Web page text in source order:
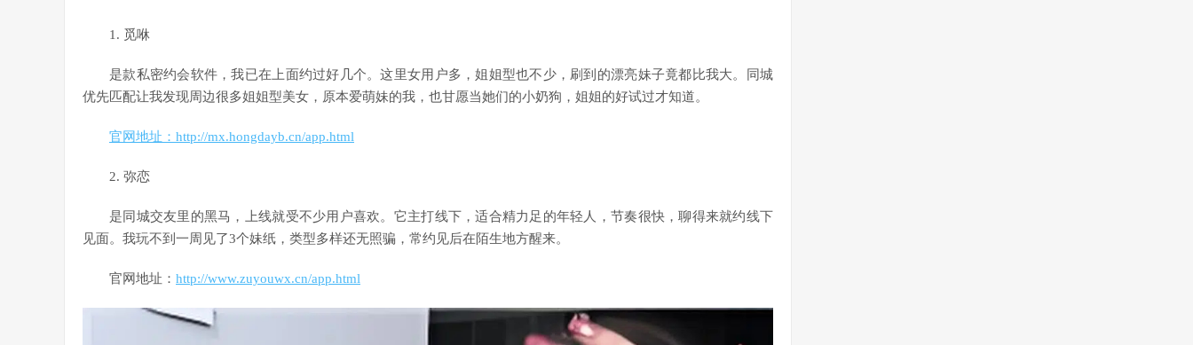
1. 觅咻
是款私密约会软件，我已在上面约过好几个。这里女用户多，姐姐型也不少，刷到的漂亮妹子竟都比我大。同城
优先匹配让我发现周边很多姐姐型美女，原本爱萌妹的我，也甘愿当她们的小奶狗，姐姐的好试过才知道。
官网地址： http://mx.hongdayb.cn/app.html
2. 弥恋
是同城交友里的黑马，上线就受不少用户喜欢。它主打线下，适合精力足的年轻人，节奏很快，聊得来就约线下
见面。我玩不到一周见了3个妹纸，类型多样还无照骗，常约见后在陌生地方醒来。
官网地址： http://www.zuyouwx.cn/app.html